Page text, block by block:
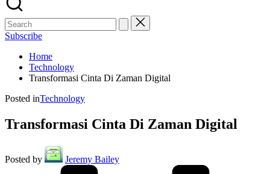
Subscribe
Home
Technology
Transformasi Cinta Di Zaman Digital
Posted inTechnology
Transformasi Cinta Di Zaman Digital
Posted by Jeremy Bailey